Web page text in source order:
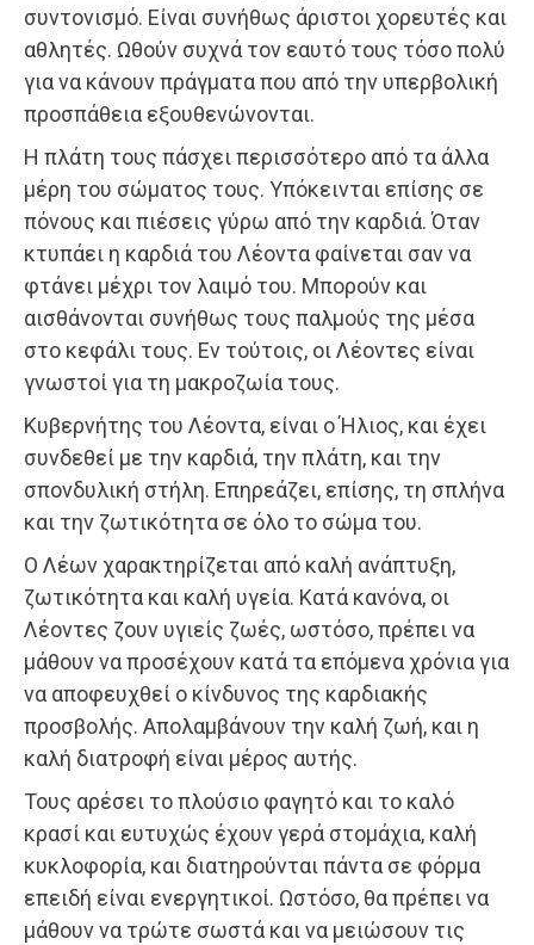
συντονισμό. Είναι συνήθως άριστοι χορευτές και
αθλητές. Ωθούν συχνά τον εαυτό τους τόσο πολύ
για να κάνουν πράγματα που από την υπερβολική
προσπάθεια εξουθενώνονται.
Η πλάτη τους πάσχει περισσότερο από τα άλλα
μέρη του σώματος τους. Υπόκεινται επίσης σε
πόνους και πιέσεις γύρω από την καρδιά. Όταν
κτυπάει η καρδιά του Λέοντα φαίνεται σαν να
φτάνει μέχρι τον λαιμό του. Μπορούν και
αισθάνονται συνήθως τους παλμούς της μέσα
στο κεφάλι τους. Εν τούτοις, οι Λέοντες είναι
γνωστοί για τη μακροζωία τους.
Κυβερνήτης του Λέοντα, είναι ο Ήλιος, και έχει
συνδεθεί με την καρδιά, την πλάτη, και την
σπονδυλική στήλη. Επηρεάζει, επίσης, τη σπλήνα
και την ζωτικότητα σε όλο το σώμα του.
Ο Λέων χαρακτηρίζεται από καλή ανάπτυξη,
ζωτικότητα και καλή υγεία. Κατά κανόνα, οι
Λέοντες ζουν υγιείς ζωές, ωστόσο, πρέπει να
μάθουν να προσέχουν κατά τα επόμενα χρόνια για
να αποφευχθεί ο κίνδυνος της καρδιακής
προσβολής. Απολαμβάνουν την καλή ζωή, και η
καλή διατροφή είναι μέρος αυτής.
Τους αρέσει το πλούσιο φαγητό και το καλό
κρασί και ευτυχώς έχουν γερά στομάχια, καλή
κυκλοφορία, και διατηρούνται πάντα σε φόρμα
επειδή είναι ενεργητικοί. Ωστόσο, θα πρέπει να
μάθουν να τρώτε σωστά και να μειώσουν τις